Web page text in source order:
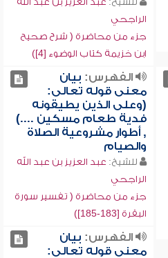
الراجحي
جزء من محاضرة ( شرح صحيح
ابن خزيمة كتاب الوضوء [4])
الفهرس: بيان
معنى قوله تعالى:
(وعلى الذين يطيقونه
فدية طعام مسكين ....)
, أطوار مشروعية الصلاة
والصيام
للشيخ: عبد العزيز بن عبد الله
الراجحي
جزء من محاضرة ( تفسير سورة
البقرة [183-185])
الفهرس: بيان
معنى قوله تعالى: